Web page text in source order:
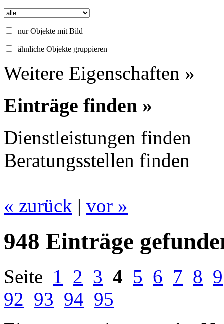
nur Objekte mit Bild
ähnliche Objekte gruppieren
Weitere Eigenschaften »
Einträge finden »
Dienstleistungen finden
Beratungsstellen finden
« zurück | vor »
948 Einträge
Seite 1 2 3 4 5 6 7 8 9
92 93 94 95